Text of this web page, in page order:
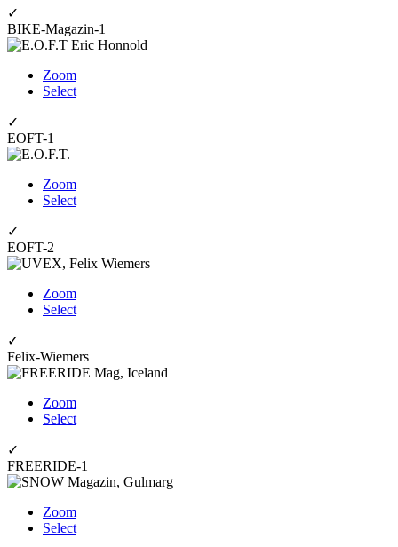
✓
BIKE-Magazin-1
Zoom
Select
✓
EOFT-1
Zoom
Select
✓
EOFT-2
Zoom
Select
✓
Felix-Wiemers
Zoom
Select
✓
FREERIDE-1
Zoom
Select